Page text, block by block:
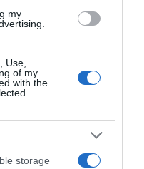
my
Use,
of my
with the
storage